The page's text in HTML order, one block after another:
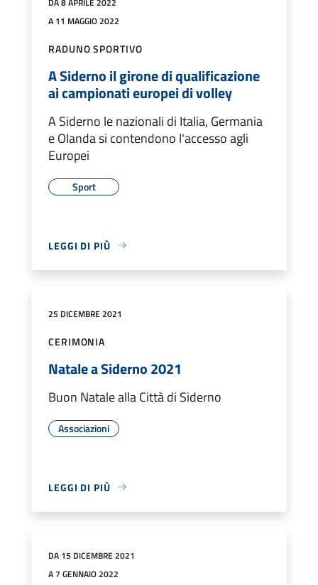
A 11 MAGGIO 2022
RADUNO SPORTIVO
A Siderno il girone di qualificazione
ai campionati europei di volley
A Siderno le nazionali di Italia, Germania
e Olanda si contendono l'accesso agli
Europei
Sport
LEGGI DI PIÙ
25 DICEMBRE 2021
CERIMONIA
Natale a Siderno 2021
Buon Natale alla Città di Siderno
Associazioni
LEGGI DI PIÙ
DA 15 DICEMBRE 2021
A 7 GENNAIO 2022